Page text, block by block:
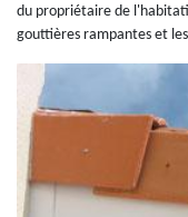
du propriétaire de
gouttières rampantes et